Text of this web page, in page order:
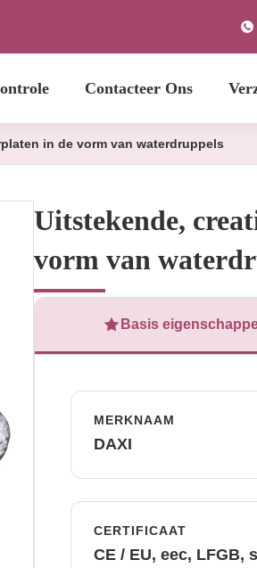
Contacteer Ons
in de vorm van waterdruppels
Uitstekende,
vorm van
Basis
MERKNAAM
DAXI
CERTIFICAAT
CE / EU, eec, LFGB,